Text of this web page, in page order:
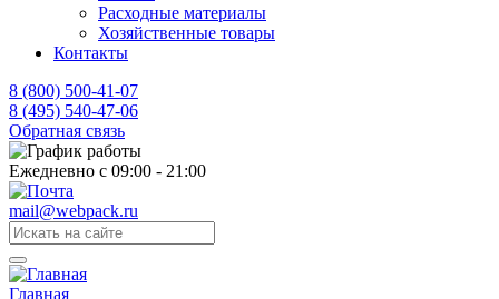
Расходные материалы
Хозяйственные товары
Контакты
8 (800) 500-41-07
8 (495) 540-47-06
Обратная связь
Ежедневно с 09:00 - 21:00
mail@webpack.ru
Главная